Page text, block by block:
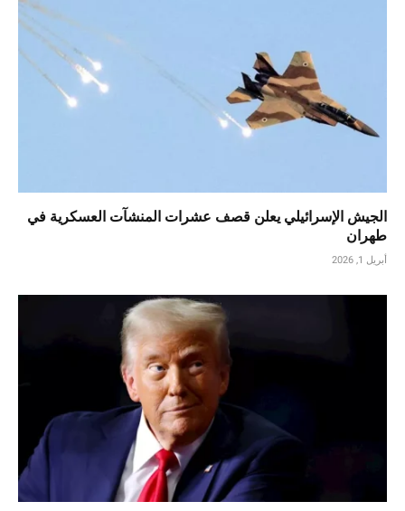
الجيش الإسرائيلي يعلن قصف عشرات المنشآت العسكرية في
طهران
أبريل 1, 2026